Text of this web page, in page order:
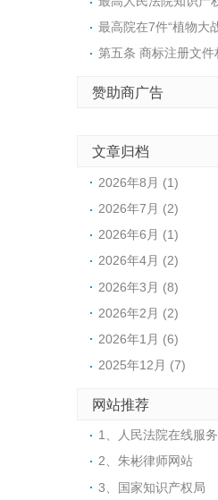
赞助商广告
文章归档
2026年8月 (1)
2026年7月 (2)
2026年6月 (1)
2026年4月 (2)
2026年3月 (8)
2026年2月 (2)
2026年1月 (6)
2025年12月 (7)
网站推荐
1、人民法院在线服务
2、朱彬律师网站
3、国家知识产权局